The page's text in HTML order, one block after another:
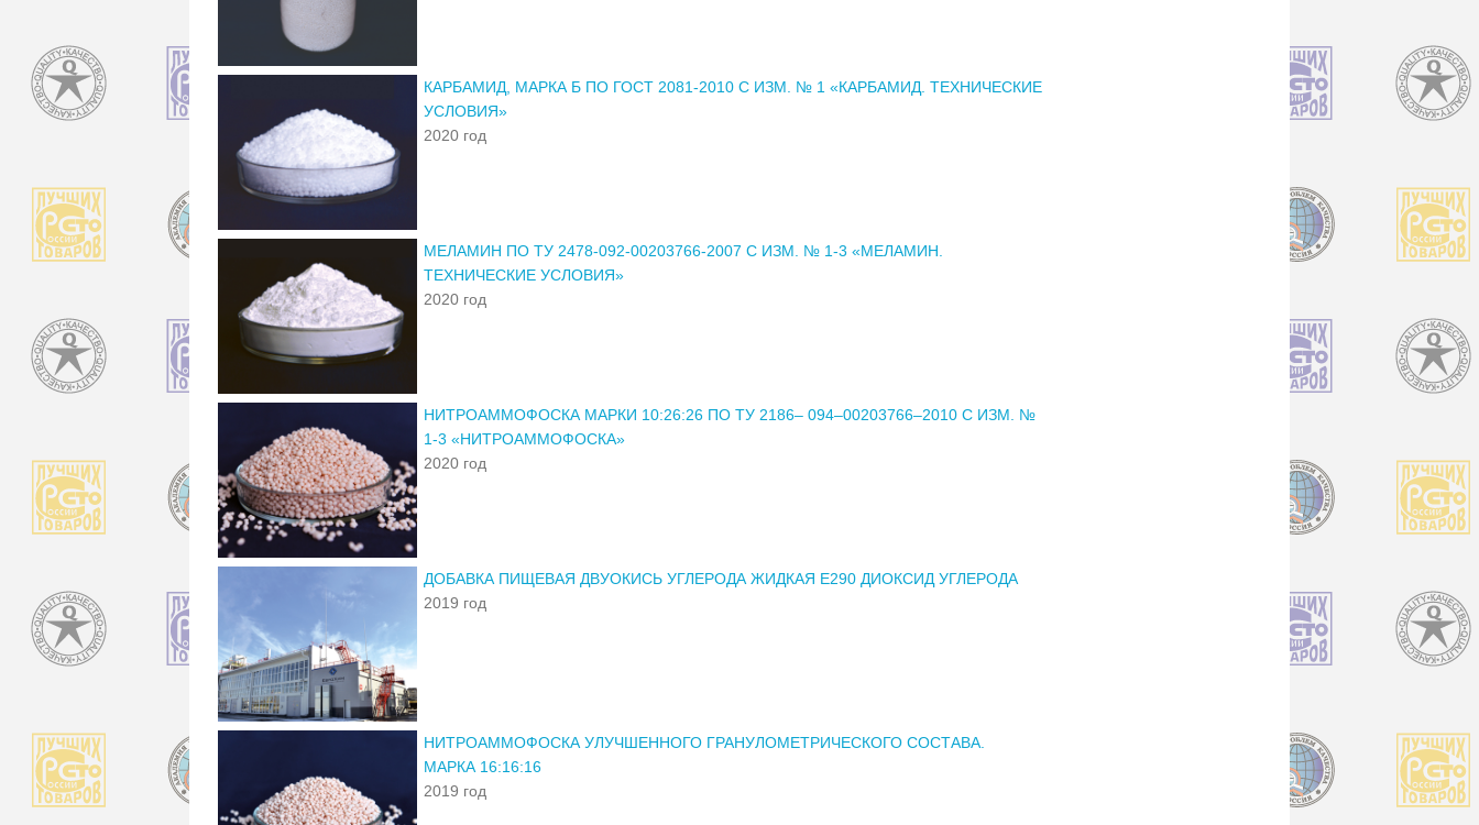
КАРБАМИД, МАРКА Б ПО ГОСТ 2081-2010 С ИЗМ. № 1 «КАРБАМИД. ТЕХНИЧЕСКИЕ
УСЛОВИЯ»
2020 год
МЕЛАМИН ПО ТУ 2478-092-00203766-2007 С ИЗМ. № 1-3 «МЕЛАМИН.
ТЕХНИЧЕСКИЕ УСЛОВИЯ»
2020 год
НИТРОАММОФОСКА МАРКИ 10:26:26 ПО ТУ 2186– 094–00203766–2010 С ИЗМ. №
1-3 «НИТРОАММОФОСКА»
2020 год
ДОБАВКА ПИЩЕВАЯ ДВУОКИСЬ УГЛЕРОДА ЖИДКАЯ Е290 ДИОКСИД УГЛЕРОДА
2019 год
НИТРОАММОФОСКА УЛУЧШЕННОГО ГРАНУЛОМЕТРИЧЕСКОГО СОСТАВА.
МАРКА 16:16:16
2019 год